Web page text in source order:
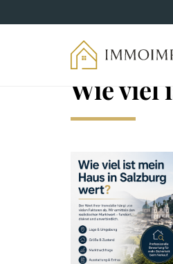
Wie viel